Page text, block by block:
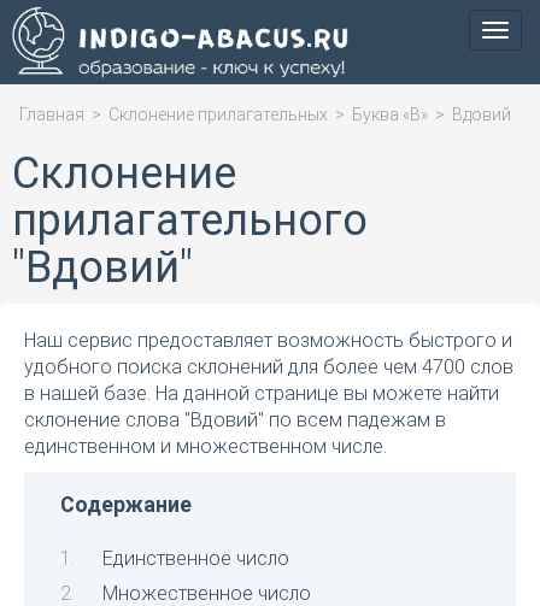
Меню
Главная > Склонение прилагательных > Буква «В» > Вдовий
Склонение
прилагательного
"Вдовий"
Наш сервис предоставляет возможность быстрого и
удобного поиска склонений для более чем 4700 слов
в нашей базе. На данной странице вы можете найти
склонение слова "Вдовий" по всем падежам в
единственном и множественном числе.
Содержание
Единственное число
Множественное число